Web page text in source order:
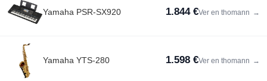
Yamaha PSR-SX920 1.844 €Ver en thomann →
Yamaha YTS-280 1.598 €Ver en thomann →